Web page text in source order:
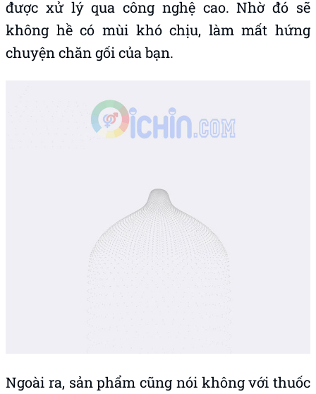
được xử lý qua công nghệ cao. Nhờ đó sẽ
không hề có mùi khó chịu, làm mất hứng
chuyện chăn gối của bạn.
Ngoài ra, sản phẩm cũng nói không với thuốc